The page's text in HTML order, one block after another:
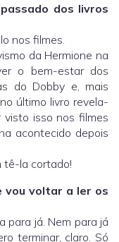
dos livros
nos filmes.
da Hermione na
o bem-estar dos
do Dobby e, mais
último livro revela-
isso nos filmes
acontecido depois
tê-la cortado!
vou voltar a ler os
para já. Nem para já
terminar, claro. Só